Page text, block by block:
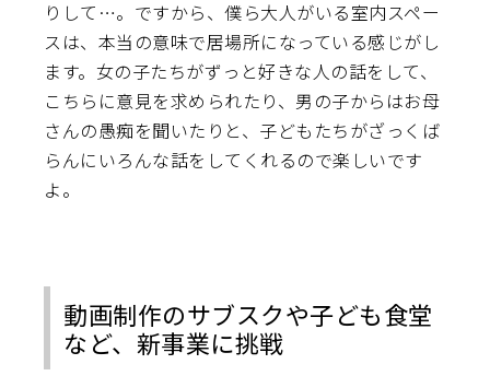
りして…。ですから、僕ら大人がいる室内スペー
スは、本当の意味で居場所になっている感じがし
ます。女の子たちがずっと好きな人の話をして、
こちらに意見を求められたり、男の子からはお母
さんの愚痴を聞いたりと、子どもたちがざっくば
らんにいろんな話をしてくれるので楽しいです
よ。
動画制作のサブスクや子ども食堂
など、新事業に挑戦